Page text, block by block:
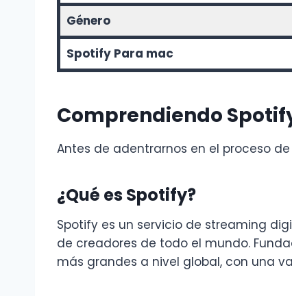
Género
Spotify Para mac
Comprendiendo
Antes de adentrarnos en el proceso
¿Qué es Spotify?
Spotify es un servicio de streaming
de creadores de todo el mundo.
más grandes a nivel global, con una